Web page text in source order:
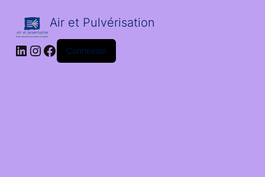
Air et Pulvérisation
LinkedIn
Instagram
Facebook
Connexion